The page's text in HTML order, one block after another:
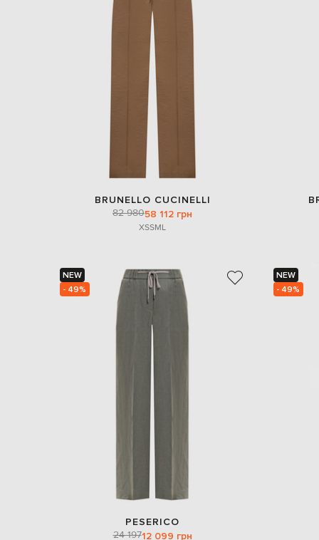
BRUNELLO CUCINELLI
82 98058 112 грн
XSSML
NEW
- 49%
PESERICO
24 19712 099 грн
NEW
- 49%